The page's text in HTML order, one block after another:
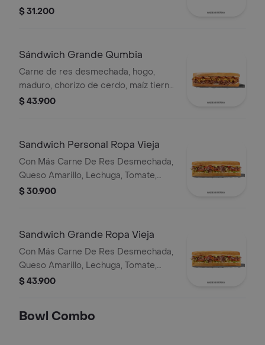
$ 31.200
Sándwich Grande Qumbia
Carne de res desmechada, hogo,
maduro, chorizo de cerdo, maíz tierno
y salsa Qbano.
$ 43.900
Sandwich Personal Ropa Vieja
Con Más Carne De Res Desmechada,
Queso Amarillo, Lechuga, Tomate,
Pimentón, Apio, Mostaza, Salsa Bbq,
$ 30.900
Sandwich Grande Ropa Vieja
Con Más Carne De Res Desmechada,
Queso Amarillo, Lechuga, Tomate,
Pimentón, Apio, Mostaza, Salsa Bbq,
$ 43.900
Bowl Combo